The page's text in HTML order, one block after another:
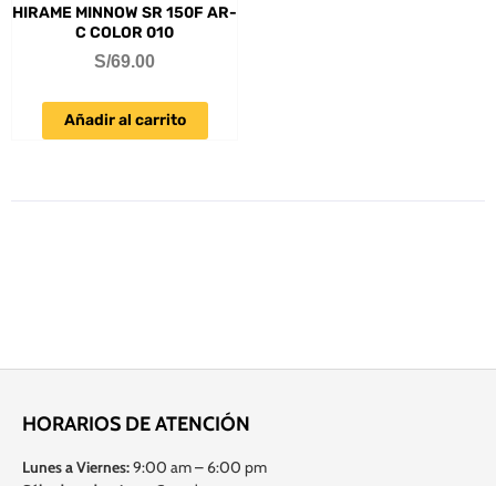
HIRAME MINNOW SR 150F AR-
C COLOR 010
S/69.00
Añadir al carrito
HORARIOS DE ATENCIÓN
Lunes a Viernes:9:00 am – 6:00 pm